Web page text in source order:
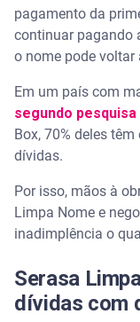
pagamento da
continuar pagando
o nome pode
Em um país com
segundo pesquisa
Box, 70% deles
dívidas.
Por isso, mãos à
Limpa Nome e
inadimplência o
Serasa
dívidas com